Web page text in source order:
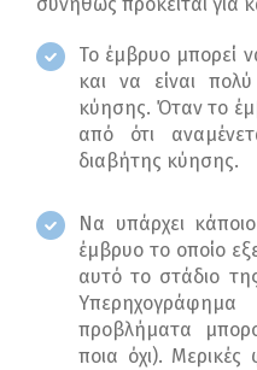
Το έμβρυο μπορεί
και να είναι
κύησης. Όταν το
από ότι
διαβήτης κύησης.
Να υπάρχει
έμβρυο το οποίο
αυτό το στάδιο
προβλήματα
ποια όχι). Μερικές